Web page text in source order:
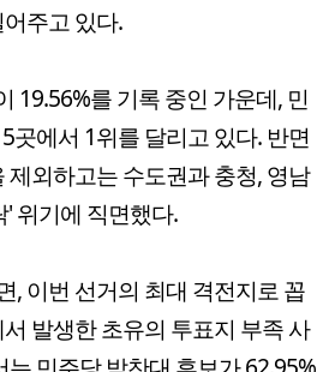
주고 있다.
19.56%를 기록 중인 가운데, 민
곳에서 1위를 달리고 있다. 반면
외하고는 수도권과 충청, 영남
위기에 직면했다.
, 이번 선거의 최대 격전지로 꼽
발생한 초유의 투표지 부족 사